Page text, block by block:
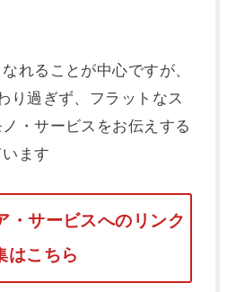
れることが中心ですが、
り過ぎず、フラットなス
・サービスをお伝えする
ます
・サービスへのリンク
はこちら